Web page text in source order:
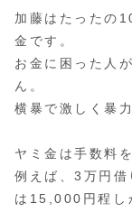
加藤はたったの
金です。
お金に困った人
ん。
横暴で激しく暴
ヤミ金は手数料
例えば、3万円借
は15,000円程し